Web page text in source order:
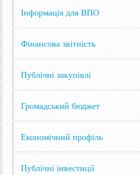
Інформація для ВПО
Фінансова звітність
Публічні закупівлі
Громадський бюджет
Економічний профіль
Публічні інвестиції